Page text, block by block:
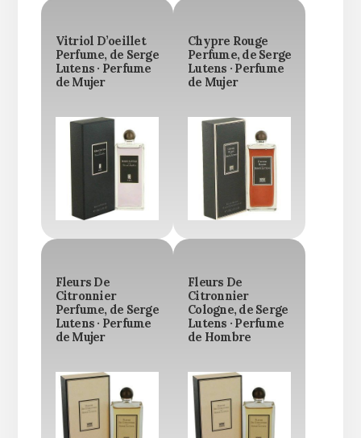
Vitriol D’oeillet
Perfume, de Serge
Lutens · Perfume
de Mujer
Chypre Rouge
Perfume, de Serge
Lutens · Perfume
de Mujer
Fleurs De
Citronnier
Perfume, de Serge
Lutens · Perfume
de Mujer
Fleurs De
Citronnier
Cologne, de Serge
Lutens · Perfume
de Hombre